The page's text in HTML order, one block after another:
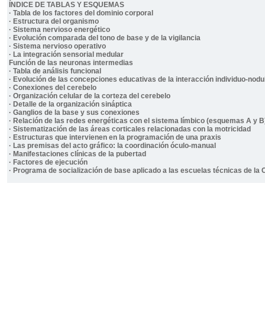
ÍNDICE DE TABLAS Y ESQUEMAS
· Tabla de los factores del dominio corporal
· Estructura del organismo
· Sistema nervioso energético
· Evolución comparada del tono de base y de la vigilancia
· Sistema nervioso operativo
· La integración sensorial medular
Función de las neuronas intermedias
· Tabla de análisis funcional
· Evolución de las concepciones educativas de la interacción individuo-
· Conexiones del cerebelo
· Organización celular de la corteza del cerebelo
· Detalle de la organización sináptica
· Ganglios de la base y sus conexiones
· Relación de las redes energéticas con el sistema límbico (esquemas A y
· Sistematización de las áreas corticales relacionadas con la motricidad
· Estructuras que intervienen en la programación de una praxis
· Las premisas del acto gráfico: la coordinación óculo-manual
· Manifestaciones clínicas de la pubertad
· Factores de ejecución
· Programa de socialización de base aplicado a las escuelas técnicas de la